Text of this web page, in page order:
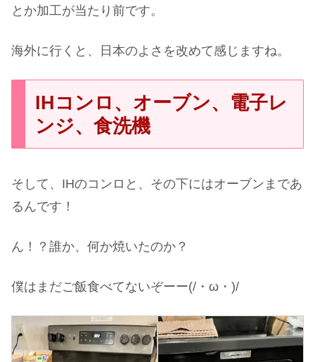
とか加工が当たり前です。
海外に行くと、日本のよさを改めて感じますね。
IHコンロ、オーブン、電子レ
ンジ、食洗機
そして、IHのコンロと、その下にはオーブンまであ
るんです！
ん！？誰か、何か焼いたのか？
僕はまだご飯食べてないぞーー(/・ω・)/